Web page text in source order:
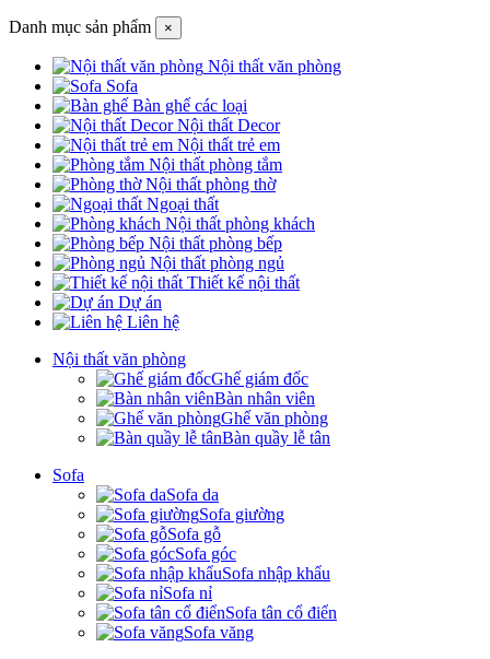
Danh mục sản phẩm ×
Nội thất văn phòng
Sofa
Bàn ghế các loại
Nội thất Decor
Nội thất trẻ em
Nội thất phòng tắm
Nội thất phòng thờ
Ngoại thất
Nội thất phòng khách
Nội thất phòng bếp
Nội thất phòng ngủ
Thiết kế nội thất
Dự án
Liên hệ
Nội thất văn phòng
Ghế giám đốc
Bàn nhân viên
Ghế văn phòng
Bàn quầy lễ tân
Sofa
Sofa da
Sofa giường
Sofa gỗ
Sofa góc
Sofa nhập khẩu
Sofa nỉ
Sofa tân cổ điển
Sofa văng